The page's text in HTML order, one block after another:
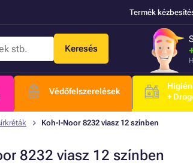
Termék
Keresés
Védőfelszerelések
+
Koh-I-Noor 8232 viasz 12 színben
8232 viasz 12 színben